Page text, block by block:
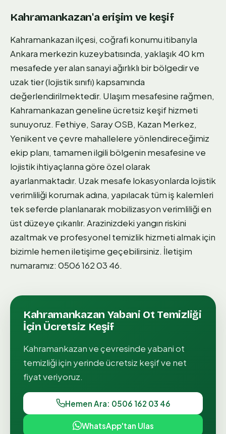
Kahramankazan'a erişim ve keşif
Kahramankazan ilçesi, coğrafi konumu itibarıyla
Ankara merkezin kuzeybatısında, yaklaşık 40 km
mesafede yer alan sanayi ağırlıklı bir bölgedir ve
uzak tier (lojistik sınıfı) kapsamında
değerlendirilmektedir. Ulaşım mesafesine rağmen,
Kahramankazan geneline ücretsiz keşif hizmeti
sunuyoruz. Fethiye, Saray OSB, Kazan Merkez,
Yenikent ve çevre mahallelere yönlendireceğimiz
ekip planı, tamamen ilgili bölgenin mesafesine ve
lojistik ihtiyaçlarına göre özel olarak
ayarlanmaktadır. Uzak mesafe lokasyonlarda lojistik
verimliliği korumak adına, yapılacak tüm iş kalemleri
tek seferde planlanarak mobilizasyon verimliliği en
üst düzeye çıkarılır. Arazinizdeki yangın riskini
azaltmak ve profesyonel temizlik hizmeti almak için
bizimle hemen iletişime geçebilirsiniz. İletişim
numaramız: 0506 162 03 46.
Kahramankazan Yabani Ot Temizliği
İçin Ücretsiz Keşif
Kahramankazanve çevresinde yabani ot
temizliğiiçin yerinde ücretsiz keşif ve net
fiyat veriyoruz.
Hemen Ara: 0506 162 03 46
WhatsApp'tan Ulas